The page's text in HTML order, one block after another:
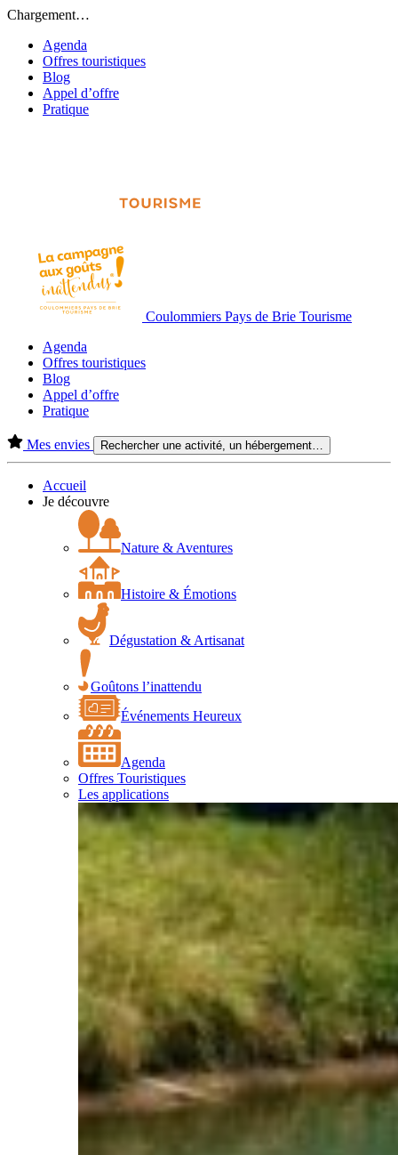
Chargement…
Agenda
Offres touristiques
Blog
Appel d’offre
Pratique
Coulommiers Pays de Brie Tourisme
Agenda
Offres touristiques
Blog
Appel d’offre
Pratique
Mes envies Rechercher une activité, un hébergement…
Accueil
Je découvre
Nature & Aventures
Histoire & Émotions
Dégustation & Artisanat
Goûtons l’inattendu
Événements Heureux
Agenda
Offres Touristiques
Les applications